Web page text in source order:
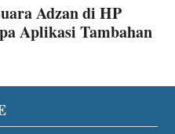
Adzan di HP
Aplikasi Tambahan